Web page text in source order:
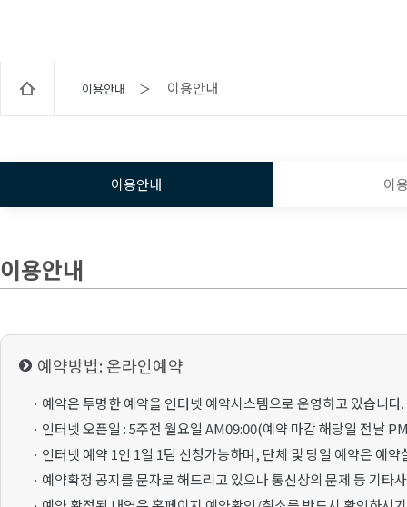
이용안내 ＞ 이용안내
이용안내 이
이용안내
예약방법: 온라인예약
· 예약은 투명한 예약을 인터넷 예약시스템으로 운영하고 있습니다.
· 인터넷 오픈일 : 5주전 월요일 AM09:00(예약 마감 해당일 전날
· 인터넷 예약 1인 1일 1팀 신청가능하며, 단체 및 당일 예약은 예약
· 예약확정 공지를 문자로 해드리고 있으나 통신상의 문제 등 기